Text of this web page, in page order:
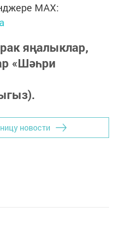
MАХ:
яңалыклар,
«Шәһри
новости